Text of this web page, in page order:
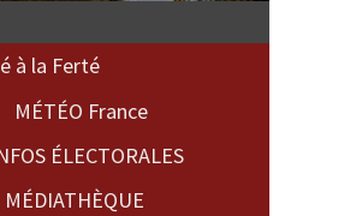
à la Ferté
MÉTÉO France
ÉLECTORALES
MÉDIATHÈQUE